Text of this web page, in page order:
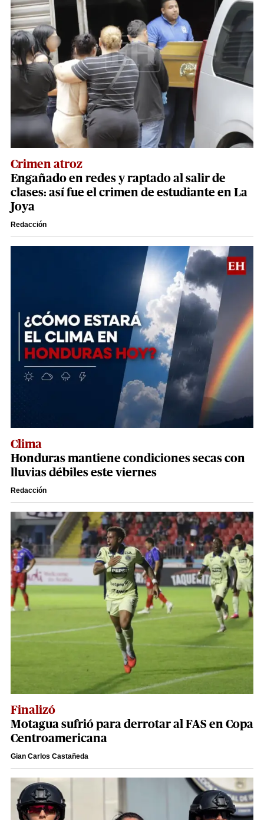
Crimen atroz
Engañado en redes y raptado al salir de
clases: así fue el crimen de estudiante en La
Joya
Redacción
Clima
Honduras mantiene condiciones secas con
lluvias débiles este viernes
Redacción
Finalizó
Motagua sufrió para derrotar al FAS en Copa
Centroamericana
Gian Carlos Castañeda